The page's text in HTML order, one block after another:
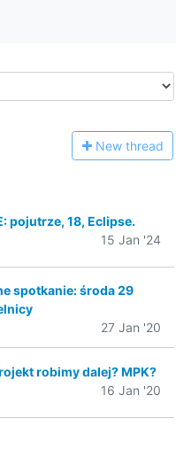
New thread
pojutrze, 18, Eclipse.
15 Jan '24
spotkanie: środa 29
27 Jan '20
robimy dalej? MPK?
16 Jan '20